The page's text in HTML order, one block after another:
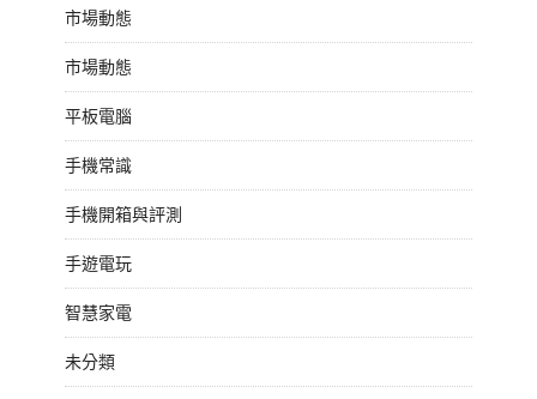
市場動態
市場動態
平板電腦
手機常識
手機開箱與評測
手遊電玩
智慧家電
未分類